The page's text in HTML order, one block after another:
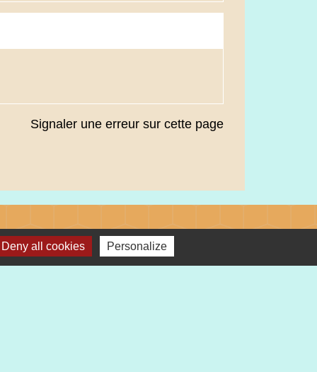
Signaler une erreur sur cette page
Deny all cookies Personalize